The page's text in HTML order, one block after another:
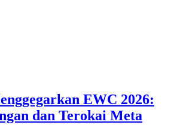
EWC 2026:
dan Terokai Meta